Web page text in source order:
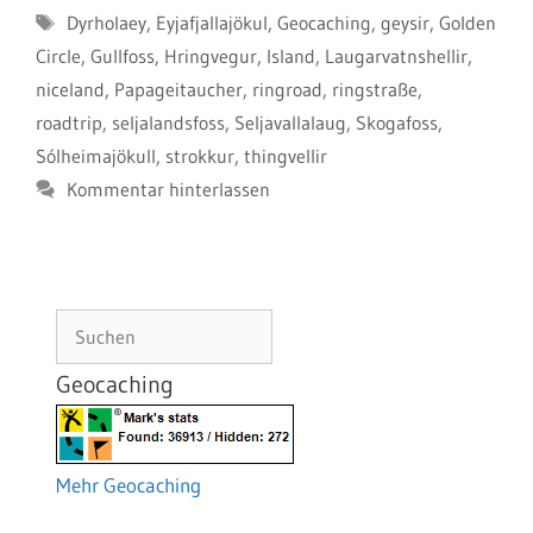
Schlagwörter
Dyrholaey, Eyjafjallajökul, Geocaching, geysir, Golden
Circle, Gullfoss, Hringvegur, Island, Laugarvatnshellir,
niceland, Papageitaucher, ringroad, ringstraße,
roadtrip, seljalandsfoss, Seljavallalaug, Skogafoss,
Sólheimajökull, strokkur, thingvellir
Kommentar hinterlassen
Geocaching
Mehr Geocaching